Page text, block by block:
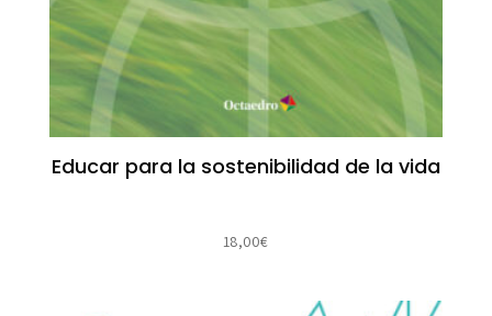
Educar para la sostenibilidad de la vida
18,00€